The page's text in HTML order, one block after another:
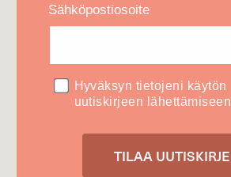
Sähköpostiosoite
Hyväksyn tietojeni käytön
uutiskirjeen lähettämiseen